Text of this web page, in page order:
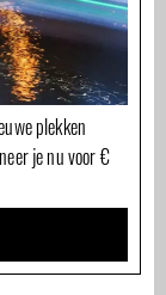
plekken
je nu voor €